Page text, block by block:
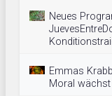
Neues
Emmas
Moral